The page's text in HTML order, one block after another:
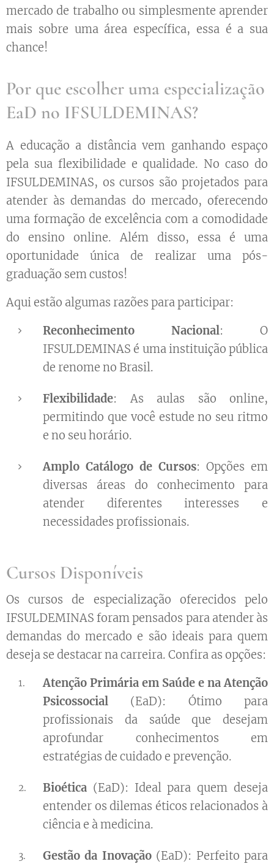
mercado de trabalho ou simplesmente aprender
mais sobre uma área específica, essa é a sua
chance!
Por que escolher uma especialização
EaD no IFSULDEMINAS?
A educação a distância vem ganhando espaço
pela sua flexibilidade e qualidade. No caso do
IFSULDEMINAS, os cursos são projetados para
atender às demandas do mercado, oferecendo
uma formação de excelência com a comodidade
do ensino online. Além disso, essa é uma
oportunidade única de realizar uma pós-
graduação sem custos!
Aqui estão algumas razões para participar:
Reconhecimento Nacional: O
IFSULDEMINAS é uma instituição pública
de renome no Brasil.
Flexibilidade: As aulas são online,
permitindo que você estude no seu ritmo
e no seu horário.
Amplo Catálogo de Cursos: Opções em
diversas áreas do conhecimento para
atender diferentes interesses e
necessidades profissionais.
Cursos Disponíveis
Os cursos de especialização oferecidos pelo
IFSULDEMINAS foram pensados para atender às
demandas do mercado e são ideais para quem
deseja se destacar na carreira. Confira as opções:
Atenção Primária em Saúde e na Atenção
Psicossocial (EaD): Ótimo para
profissionais da saúde que desejam
aprofundar conhecimentos em
estratégias de cuidado e prevenção.
Bioética (EaD): Ideal para quem deseja
entender os dilemas éticos relacionados à
ciência e à medicina.
Gestão da Inovação(EaD): Perfeito para